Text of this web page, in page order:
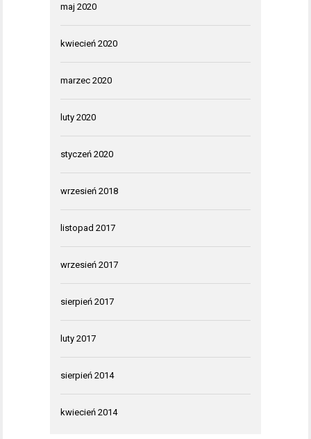
maj 2020
kwiecień 2020
marzec 2020
luty 2020
styczeń 2020
wrzesień 2018
listopad 2017
wrzesień 2017
sierpień 2017
luty 2017
sierpień 2014
kwiecień 2014